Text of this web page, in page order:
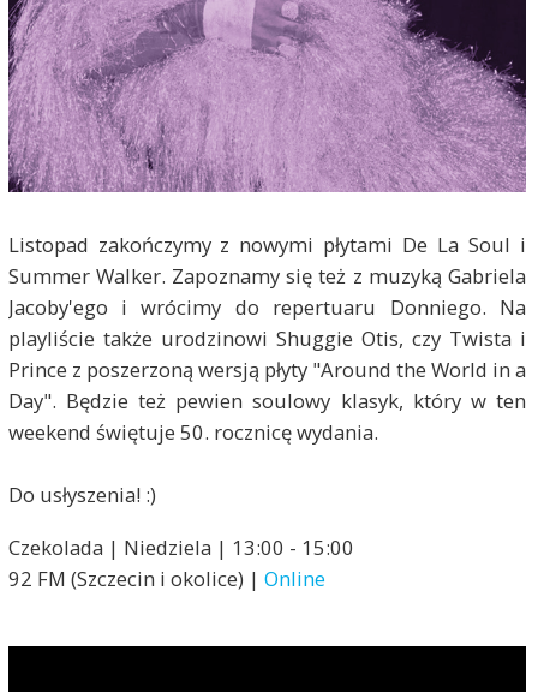
Listopad zakończymy z nowymi płytami De La Soul i
Summer Walker. Zapoznamy się też z muzyką Gabriela
Jacoby'ego i wrócimy do repertuaru Donniego. Na
playliście także urodzinowi Shuggie Otis, czy Twista i
Prince z poszerzoną wersją płyty "Around the World in a
Day". Będzie też pewien soulowy klasyk, który w ten
weekend świętuje 50. rocznicę wydania.
Do usłyszenia! :)
Czekolada | Niedziela | 13:00 - 15:00
92 FM (Szczecin i okolice) | Online